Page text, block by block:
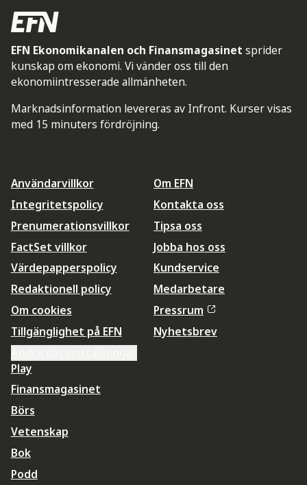
EFN Ekonomikanalen och Finansmagasinet sprider
kunskap om ekonomi. Vi vänder oss till den
ekonomiintresserade allmänheten.
Marknadsinformation levereras av Infront. Kurser visas
med 15 minuters fördröjning.
Användarvillkor
Integritetspolicy
Prenumerationsvillkor
FactSet villkor
Värdepapperspolicy
Redaktionell policy
Om cookies
Tillgänglighet på EFN
Om EFN
Kontakta oss
Tipsa oss
Jobba hos oss
Kundservice
Medarbetare
Pressrum
Nyhetsbrev
Play
Finansmagasinet
Börs
Vetenskap
Bok
Podd